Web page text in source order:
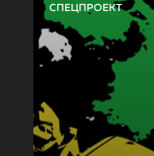
СПЕЦПРОЕКТ